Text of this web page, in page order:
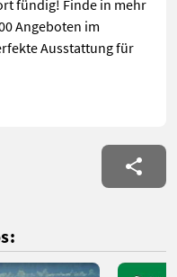
fündig! Finde in mehr
Angeboten im
Ausstattung für